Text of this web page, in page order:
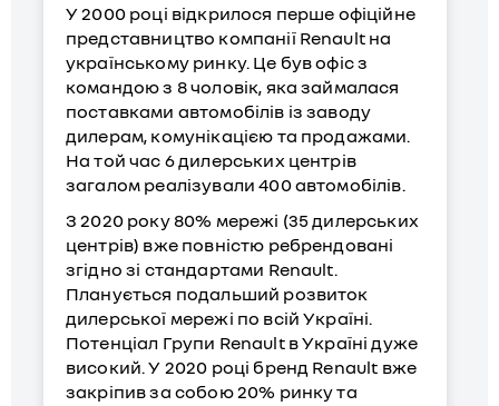
У 2000 році відкрилося перше офіційне
представництво компанії Renault на
українському ринку. Це був офіс з
командою з 8 чоловік, яка займалася
поставками автомобілів із заводу
дилерам, комунікацією та продажами.
На той час 6 дилерських центрів
загалом реалізували 400 автомобілів.
З 2020 року 80% мережі (35 дилерських
центрів) вже повністю ребрендовані
згідно зі стандартами Renault.
Планується подальший розвиток
дилерської мережі по всій Україні.
Потенціал Групи Renault в Україні дуже
високий. У 2020 році бренд Renault вже
закріпив за собою 20% ринку та